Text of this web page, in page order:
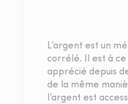
L’argent est un
corrélé. Il est à
apprécié depuis
de la même
l’argent est